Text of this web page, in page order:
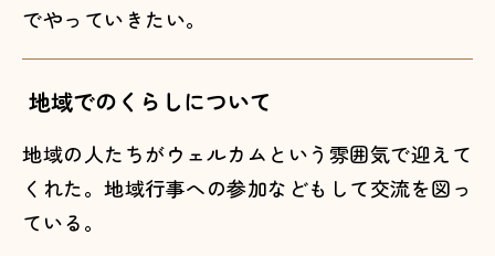
でやっていきたい。
地域でのくらしについて
地域の人たちがウェルカムという雰囲気で迎えて
くれた。地域行事への参加などもして交流を図っ
ている。